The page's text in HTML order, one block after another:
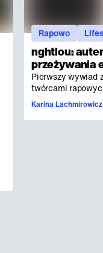
nghtlou:
przeżywania
Pierwszy wywiad
twórcami
Karina Lachmirowicz
Rapowo